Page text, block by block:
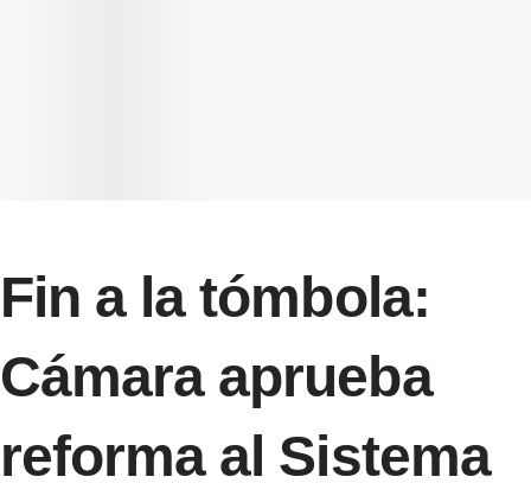
Fin a la tómbola:
Cámara aprueba
reforma al Sistema